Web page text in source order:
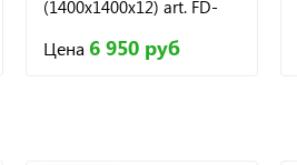
(1400х1400х12) art. FD-
Цена 6 950 руб